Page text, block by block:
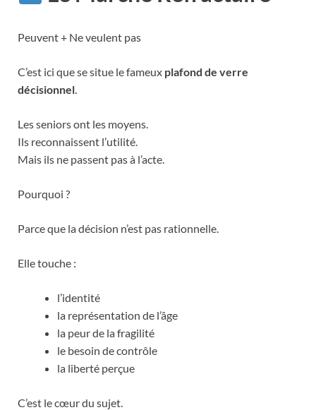
Peuvent + Ne veulent pas
C’est ici que se situe le fameux plafond de verre
décisionnel
Les seniors ont les moyens.
Ils reconnaissent l’utilité.
Mais ils ne passent pas à l’acte.
Pourquoi ?
Parce que la décision n’est pas rationnelle.
Elle touche :
l’identité
la représentation de l’âge
la peur de la fragilité
le besoin de contrôle
la liberté perçue
C’est le cœur du sujet.